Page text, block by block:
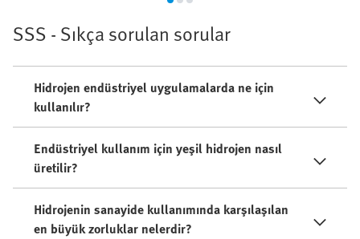
SSS - Sıkça sorulan sorular
Hidrojen endüstriyel uygulamalarda ne için
kullanılır?
Endüstriyel kullanım için yeşil hidrojen nasıl
üretilir?
Hidrojenin sanayide kullanımında karşılaşılan
en büyük zorluklar nelerdir?